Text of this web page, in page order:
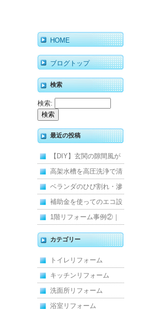
HOME
ブログトップ
検索
検索:
最近の投稿
【DIY】玄関の隙間風が
寒くて断熱ドアに交換し
ました
高架水槽を高圧洗浄で清
掃！衛生的な給水環境を
維持｜施工事例
ベランダのひび割れ・滲
みを解消！賃貸マンショ
ン防水工事
補助金を使ってのエコ設
備住宅リフォーム
1階リフォーム事例②｜
キッチン・床・収納を一
新し、扉新設で動線を整
えた全面改修
カテゴリー
トイレリフォーム
キッチンリフォーム
洗面所リフォーム
浴室リフォーム